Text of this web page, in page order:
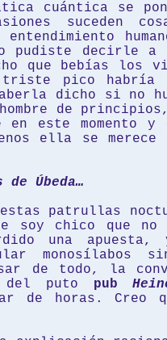
cuántica se
suceden
pudiste decirle a
que bebías los
pico habría
dicho si no
de
este momento y
ella se merece
de Úbeda…
estas patrullas
soy chico que no
una apuesta,
monosílabos
de todo, la
del puto pub
de horas. Creo